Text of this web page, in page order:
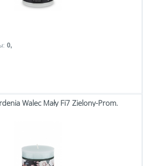
0,
Walec Mały Fi7 Zielony-Prom.